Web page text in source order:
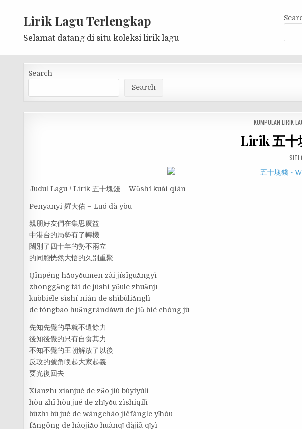
Lirik Lagu Terlengkap
Selamat datang di situ koleksi lirik lagu
Search
Search
POSTED
KUMPULAN LIRIK
Lirik 五十
SITI
Judul Lagu / Lirik 五十塊錢 – Wǔshí kuài qián
Penyanyi 羅大佑 – Luó dà yòu
親朋好友們在集思廣益
中港台的局勢有了轉機
闊別了四十年的勢不兩立
的同胞恍然大悟的久別重聚
Qīnpéng hǎoyǒumen zài jísīguǎngyì
zhōnggǎng tái de júshì yǒule zhuǎnjī
kuòbiéle sìshí nián de shìbùliǎnglì
de tóngbāo huǎngrándàwù de jiǔ bié chóng jù
先知先覺的早就不遺餘力
後知後覺的只有自食其力
不知不覺的王朝解放了以後
反攻的號角喚起大家起義
要光復回去
Xiānzhī xiānjué de zǎo jiù bùyíyúlì
hòu zhī hòu jué de zhǐyǒu zìshíqílì
bùzhī bù jué de wángcháo jiěfàngle yǐhòu
fǎngōng de hàojiǎo huànqǐ dàjiā qǐyì